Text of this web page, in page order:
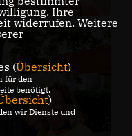
Ihre
widerrufen. Weitere
(Übersicht)
für den
benötigt.
)
wir Dienste und